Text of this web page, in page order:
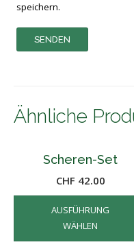
speichern.
Ähnliche
Scheren-Set
CHF 42.00
AUSFÜHRUNG
WÄHLEN